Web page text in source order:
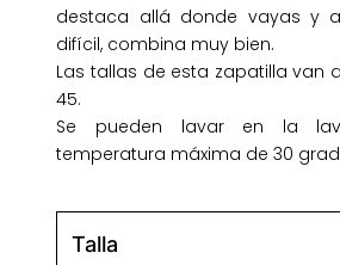
destaca allá donde vayas y
difícil, combina muy bien.
Las tallas de esta zapatilla van
45.
Se pueden lavar en la
temperatura máxima de 30
Talla